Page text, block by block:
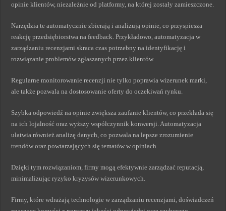
opinie klientów, niezależnie od platformy, na której zostały zamieszczone.
Narzędzia te automatycznie zbierają i analizują opinie, co przyspiesza
reakcję przedsiębiorstwa na feedback. Przykładowo, automatyzacja w
zarządzaniu recenzjami skraca czas potrzebny na identyfikację i
rozwiązanie problemów zgłaszanych przez klientów.
Regularne monitorowanie recenzji nie tylko poprawia wizerunek marki,
ale także pozwala na dostosowanie oferty do oczekiwań rynku.
Szybka odpowiedź na opinie zwiększa zaufanie klientów, co przekłada się
na ich lojalność oraz wyższy współczynnik konwersji. Automatyzacja
ułatwia również analizę danych, co pozwala na lepsze zrozumienie
trendów oraz powtarzających się tematów w opiniach.
Dzięki tym rozwiązaniom, firmy mogą efektywnie zarządzać reputacją,
minimalizując ryzyko kryzysów wizerunkowych.
Firmy, które wdrażają technologie w zarządzaniu recenzjami, doświadczeń